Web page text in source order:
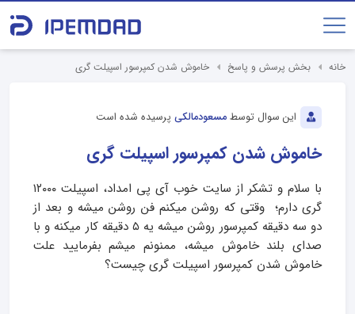
خانه بخش پرسش و پاسخ خاموش شدن کمپرسور اسپیلت گری
این سوال توسط مسعودمالکی پرسیده شده است
خاموش شدن کمپرسور اسپیلت گری
با سلام و تشکر از سایت خوب آی پی امداد، اسپیلت ۱۲۰۰۰
گری دارم؛ وقتی که روشن میکنم فن روشن میشه و بعد از
دو سه دقیقه کمپرسور روشن میشه یه ۵ دقیقه کار میکنه و با
صدای بلند خاموش میشه، ممنونم میشم بفرمایید علت
خاموش شدن کمپرسور اسپیلت گری چیست؟